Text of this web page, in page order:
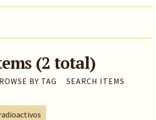
(2 total)
BY TAG SEARCH ITEMS